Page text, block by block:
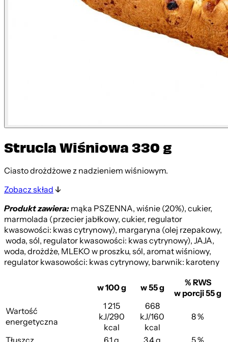
Strucla Wiśniowa 330 g
Ciasto drożdżowe z nadzieniem wiśniowym.
Zobacz skład
Produkt zawiera:mąka PSZENNA, wiśnie (20%), cukier,
marmolada (przecier jabłkowy, cukier, regulator
kwasowości: kwas cytrynowy), margaryna (olej rzepakowy,
woda, sól, regulator kwasowości: kwas cytrynowy), JAJA,
woda, drożdże, MLEKO w proszku, sól, aromat wiśniowy,
regulator kwasowości: kwas cytrynowy, barwnik: karoteny
w 100 g w 55 g
% RWS
w porcji 55 g
Wartość
energetyczna
1 215
kJ/290
kcal
668
kJ/160
kcal
8 %